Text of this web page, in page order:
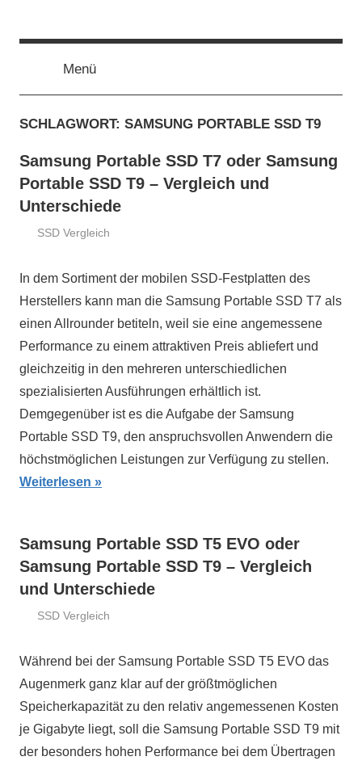
ssd-
ratgeber.de
Vergleich,
Kauftipp
Menü
SCHLAGWORT: SAMSUNG PORTABLE SSD T9
Samsung Portable SSD T7 oder Samsung
Portable SSD T9 – Vergleich und
Unterschiede
August
ratgeber.de
SSD Vergleich
In dem Sortiment der mobilen SSD-Festplatten des
Herstellers kann man die Samsung Portable SSD T7 als
einen Allrounder betiteln, weil sie eine angemessene
Performance zu einem attraktiven Preis abliefert und
gleichzeitig in den mehreren unterschiedlichen
spezialisierten Ausführungen erhältlich ist.
Demgegenüber ist es die Aufgabe der Samsung
Portable SSD T9, den anspruchsvollen Anwendern die
höchstmöglichen Leistungen zur Verfügung zu stellen.
Weiterlesen
Samsung Portable SSD T5 EVO oder
Samsung Portable SSD T9 – Vergleich
und Unterschiede
August
ratgeber.de
SSD Vergleich
Während bei der Samsung Portable SSD T5 EVO das
Augenmerk ganz klar auf der größtmöglichen
Speicherkapazität zu den relativ angemessenen Kosten
je Gigabyte liegt, soll die Samsung Portable SSD T9 mit
der besonders hohen Performance bei dem Übertragen